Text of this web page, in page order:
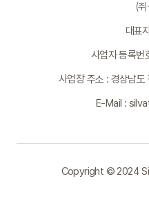
㈜
대표
사업자 등록
사업장 주소 : 경상남
E-Mail :
Copyright © 2024